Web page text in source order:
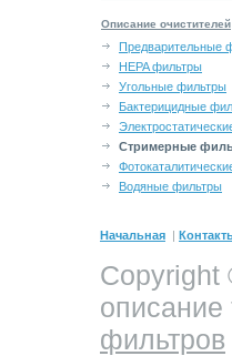
Описание очистителей
Предварительные
HEPA фильтры
Угольные фильтры
Бактерицидные
Стримерные
Водяные фильтры
Начальная |
Copyright
описание
фильтров